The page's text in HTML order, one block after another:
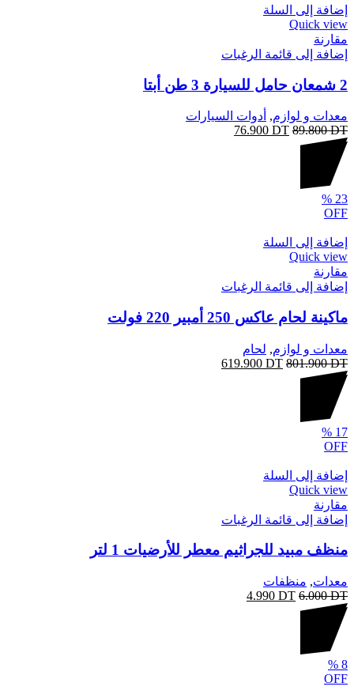
إضافة إلى السلة
Quick view
مقارنة
إضافة إلى قائمة الرغبات
2 شمعان حامل للسيارة 3 طن أبتا
معدات و لوازم, أدوات السيارات
89.800DT
76.900 DT
23
%
OFF
إضافة إلى السلة
Quick view
مقارنة
إضافة إلى قائمة الرغبات
ماكينة لحام عاكس 250 أمبير 220 فولت
معدات و لوازم, لحام
801.900DT
619.900 DT
17
%
OFF
إضافة إلى السلة
Quick view
مقارنة
إضافة إلى قائمة الرغبات
منظف ​​مبيد للجراثيم معطر للأرضيات 1 لتر
معدات, منظفات
6.000DT
4.990 DT
8
%
OFF